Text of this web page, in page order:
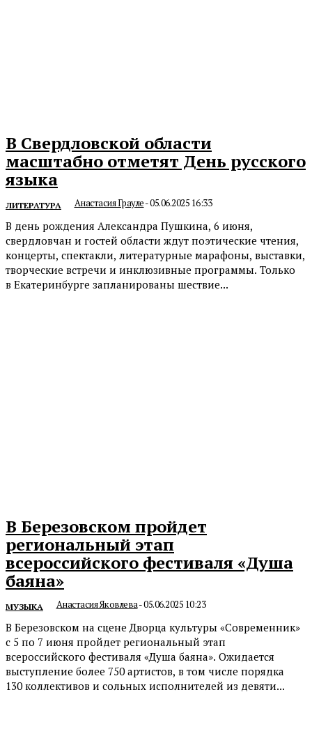
В Свердловской области
масштабно отметят День русского
языка
ЛИТЕРАТУРА Анастасия Грауле-05.06.2025 16:33
В день рождения Александра Пушкина, 6 июня,
свердловчан и гостей области ждут поэтические чтения,
концерты, спектакли, литературные марафоны, выставки,
творческие встречи и инклюзивные программы. Только
в Екатеринбурге запланированы шествие...
В Березовском пройдет
региональный этап
всероссийского фестиваля «Душа
баяна»
МУЗЫКА Анастасия Яковлева-05.06.2025 10:23
В Березовском на сцене Дворца культуры «Современник»
с 5 по 7 июня пройдет региональный этап
всероссийского фестиваля «Душа баяна». Ожидается
выступление более 750 артистов, в том числе порядка
130 коллективов и сольных исполнителей из девяти...